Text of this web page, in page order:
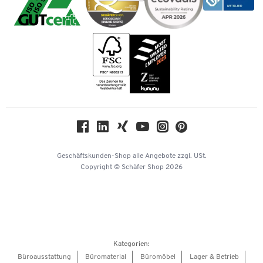
Vertrag widerrufen
Rufnummernüberblick
Impressum
Karriere
KinderHerz Zukunftsfonds
Barrierefreiheitserklärung
Bankeinzug
Geschäftskunden-Shop alle Angebote zzgl. USt.
Copyright © Schäfer Shop 2026
Kategorien:
Büroausstattung
Büromaterial Büromöbel Lager & Betrieb